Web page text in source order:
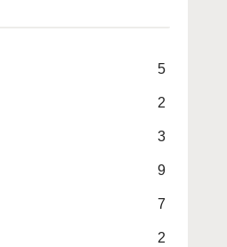
5
2
3
9
7
2